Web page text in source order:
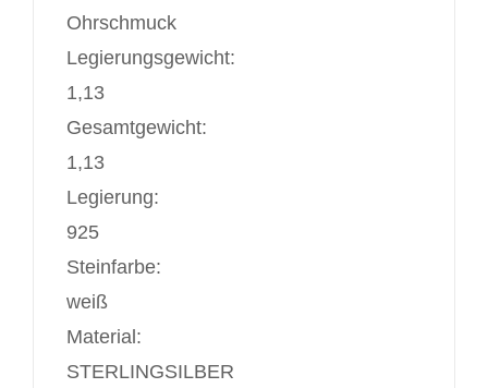
Ohrschmuck
Legierungsgewicht:
1,13
Gesamtgewicht:
1,13
Legierung:
925
Steinfarbe:
weiß
Material:
STERLINGSILBER